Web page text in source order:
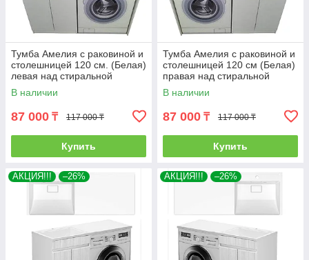
Тумба Амелия с раковиной и
столешницей 120 см. (Белая)
левая над стиральной
машиной. РФ
В наличии
87 000 ₸ 117 000 ₸
Купить
Тумба Амелия с раковиной и
столешницей 120 см (Белая)
правая над стиральной
машиной. РФ
В наличии
87 000 ₸ 117 000 ₸
Купить
АКЦИЯ!!! –26% АКЦИЯ!!! –26%